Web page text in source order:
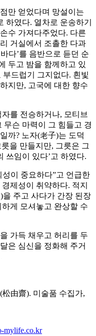
만 얻었다며 망설이는
하였다. 열차로 운송하기
수 가져다주었다. 다른
거실에서 조촐한 다과
다’를 음반으로 듣던 순
두고 밤을 함께하고 있
드럽기 그지없다. 흰빛
지만, 고국에 대한 향수
를 전승하거나, 모티브
무슨 마력이 그 힘들고 경
까? 노자(老子)는 도덕
을 만들지만, 그릇은 그
쓰임이 있다’고 하였다.
이 중요하다”고 언급한
제성이 취약하다. 적지
주고 사다가 간장 된장
게 모셔놓고 완상할 수
가득 채우고 허리를 두
은 심신을 정화해 주거
由齋). 미술품 수집가,
mylife.co.kr